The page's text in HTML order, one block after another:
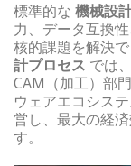
標準的な 機械設
力、データ互換
核的課題を解決
計プロセス では
CAM（加工）部
ウェアエコシス
営し、最大の経
す。